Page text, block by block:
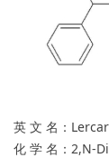
英 文 名：
化 学 名：2,N-